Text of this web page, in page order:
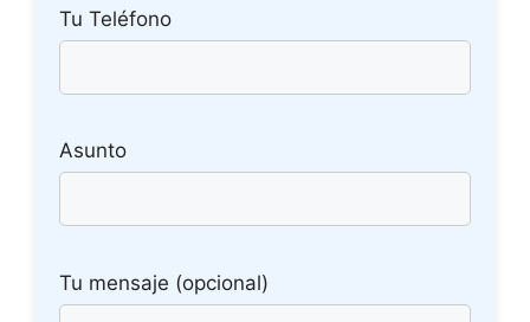
Tu Teléfono
Asunto
Tu mensaje (opcional)